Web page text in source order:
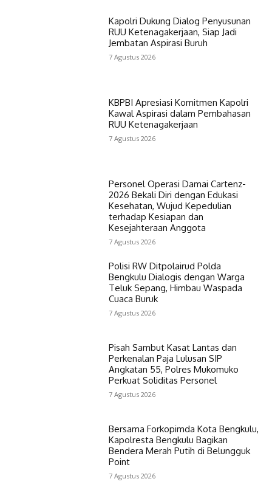
Kapolri Dukung Dialog Penyusunan
RUU Ketenagakerjaan, Siap Jadi
Jembatan Aspirasi Buruh
7 Agustus 2026
KBPBI Apresiasi Komitmen Kapolri
Kawal Aspirasi dalam Pembahasan
RUU Ketenagakerjaan
7 Agustus 2026
Personel Operasi Damai Cartenz-
2026 Bekali Diri dengan Edukasi
Kesehatan, Wujud Kepedulian
terhadap Kesiapan dan
Kesejahteraan Anggota
7 Agustus 2026
Polisi RW Ditpolairud Polda
Bengkulu Dialogis dengan Warga
Teluk Sepang, Himbau Waspada
Cuaca Buruk
7 Agustus 2026
Pisah Sambut Kasat Lantas dan
Perkenalan Paja Lulusan SIP
Angkatan 55, Polres Mukomuko
Perkuat Soliditas Personel
7 Agustus 2026
Bersama Forkopimda Kota Bengkulu,
Kapolresta Bengkulu Bagikan
Bendera Merah Putih di Belungguk
Point
7 Agustus 2026